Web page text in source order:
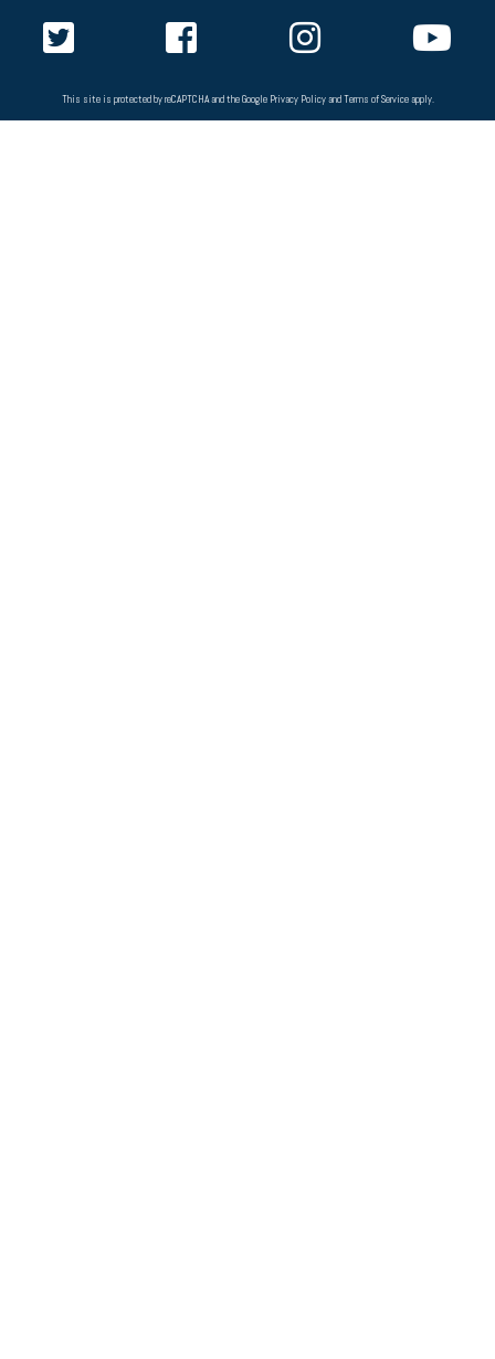
This site is protected by reCAPTCHA and the Google Privacy PolicyandTerms of Serviceapply.